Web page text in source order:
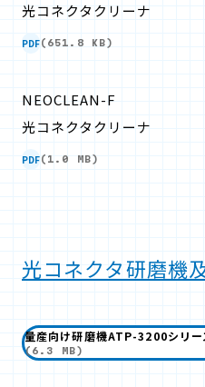
光コネクタクリーナ
PDF(651.8 KB)
NEOCLEAN-F
光コネクタクリーナ
PDF(1.0 MB)
光コネクタ研磨機
量産向け研磨機ATP-3200シリー
(6.3 MB)